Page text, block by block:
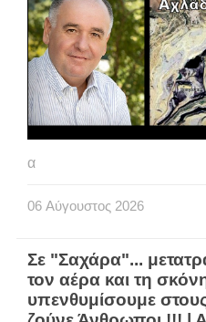
α
06 Αύγουστος 2026
Σε "Σαχάρα"...
τον αέρα και τη
υπενθυμίσουμε